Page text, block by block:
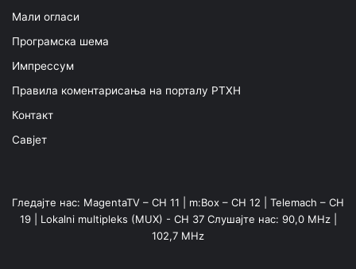
Мали огласи
Програмска шема
Импрессум
Правила коментарисања на порталу РТХН
Контакт
Савјет
Гледајте нас: MagentaTV – CH 11 | m:Box – CH 12 | Telemach – CH
19 | Lokalni multipleks (MUX) - CH 37 Слушајте нас: 90,0 MHz |
102,7 MHz